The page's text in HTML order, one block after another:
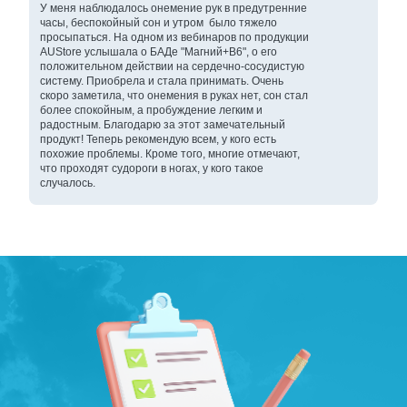
У меня наблюдалось онемение рук в предутренние
часы, беспокойный сон и утром было тяжело
просыпаться. На одном из вебинаров по продукции
AUStore услышала о БАДе "Магний+В6", о его
положительном действии на сердечно-сосудистую
систему. Приобрела и стала принимать. Очень
скоро заметила, что онемения в руках нет, сон стал
более спокойным, а пробуждение легким и
радостным. Благодарю за этот замечательный
продукт! Теперь рекомендую всем, у кого есть
похожие проблемы. Кроме того, многие отмечают,
что проходят судороги в ногах, у кого такое
случалось.